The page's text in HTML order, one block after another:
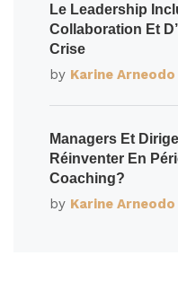
Le Leadership
Collaboration Et
Crise
by Karine Arneodo
Managers Et
Réinventer En
Coaching?
by Karine Arneodo